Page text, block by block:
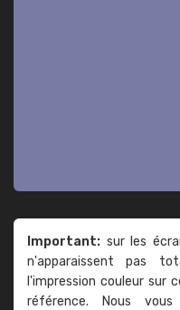
Important: sur les
n'apparaissent pas
l'impression couleur
référence. Nous